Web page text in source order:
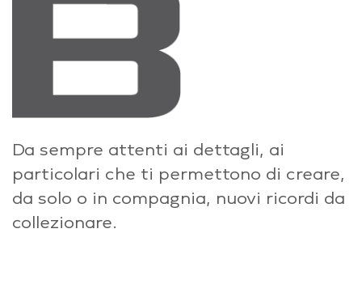
Da sempre attenti ai dettagli, ai
particolari che ti permettono di creare,
da solo o in compagnia, nuovi ricordi da
collezionare.